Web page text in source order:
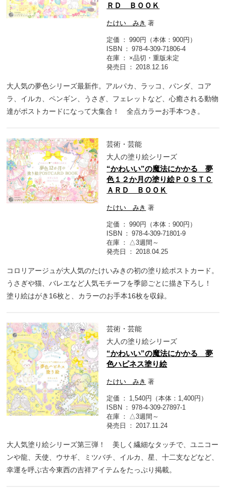
ＲＤ ＢＯＯＫ
たけい みき 著
定価
990円（本体：900円）
ISBN
978-4-309-71806-4
在庫
×品切・重版未定
発売日
2018.12.16
大人気の夢色シリーズ最新作。アルパカ、ラッコ、パンダ、コア
ラ、イルカ、ペンギン、うさぎ、フェレットなど、心癒される動物
達がポストカードになって大集合！ 全点カラーお手本つき。
芸術・芸能
大人の塗り絵シリーズ
“かわいい”の魔法にかかる 夢
色１２か月の塗り絵ＰＯＳＴＣ
ＡＲＤ ＢＯＯＫ
たけい みき 著
定価
990円（本体：900円）
ISBN
978-4-309-71801-9
在庫
△3週間～
発売日
2018.04.25
コロリアージュが大人気のたけいみきの初の塗り絵ポストカード。
うさぎや猫、バレエなど人気モチーフを季節ごとに描き下ろし！
塗り絵はがき16枚と、カラーのお手本16枚を収録。
芸術・芸能
大人の塗り絵シリーズ
“かわいい”の魔法にかかる 夢
色ハピネス塗り絵
たけい みき 著
定価
1,540円（本体：1,400円）
ISBN
978-4-309-27897-1
在庫
△3週間～
発売日
2017.11.24
大人気塗り絵シリーズ第三弾！ 美しく繊細なタッチで、ユニコー
ンや龍、天使、ウサギ、ミツバチ、イルカ、星、十二支などなど、
幸運を呼ぶ古今東西の吉祥アイテムをたっぷり掲載。